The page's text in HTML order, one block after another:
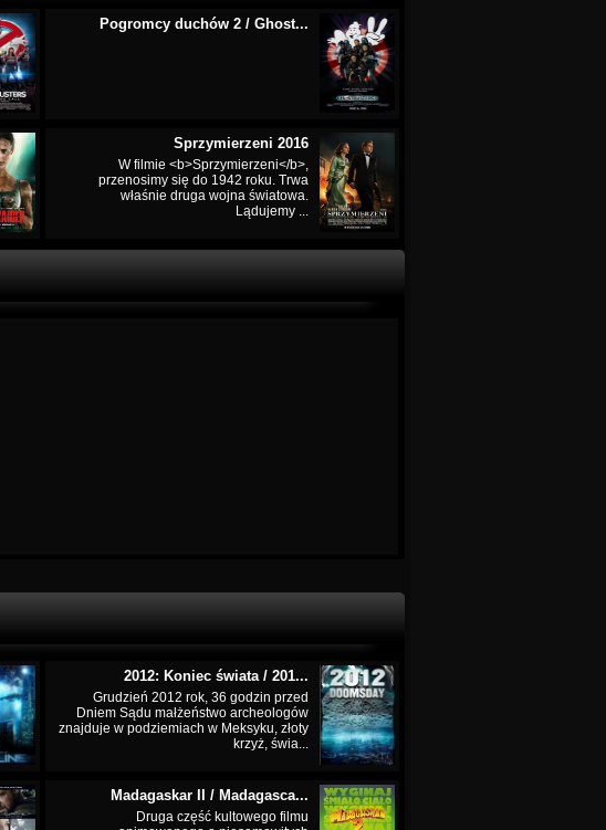
Pogromcy duchów 2 / Ghost...
Sprzymierzeni 2016
W filmie <b>Sprzymierzeni</b>,
przenosimy się do 1942 roku. Trwa
właśnie druga wojna światowa.
Lądujemy ...
2012: Koniec świata / 201...
Grudzień 2012 rok, 36 godzin przed
Dniem Sądu małżeństwo archeologów
znajduje w podziemiach w Meksyku, złoty
krzyż, świa...
Madagaskar II / Madagasca...
Druga część kultowego filmu